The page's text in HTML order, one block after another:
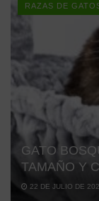
RAZAS DE
GATO
TAMAÑO Y
22 DE JULIO DE